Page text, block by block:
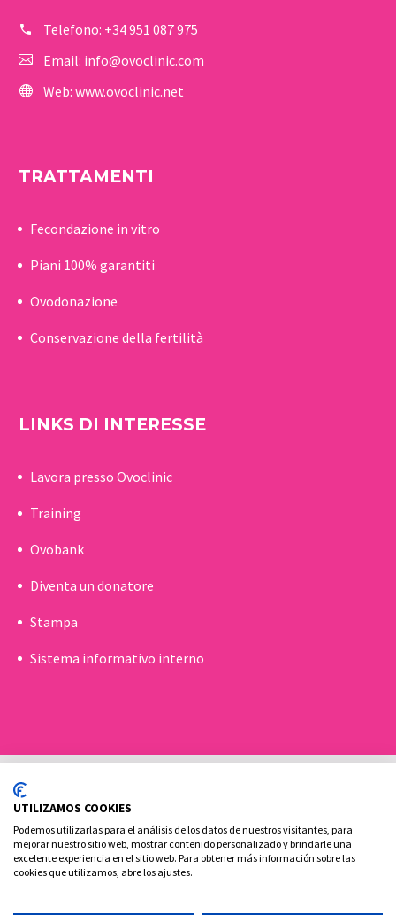
Telefono: +34 951 087 975
Email: info@ovoclinic.com
Web: www.ovoclinic.net
TRATTAMENTI
Fecondazione in vitro
Piani 100% garantiti
Ovodonazione
Conservazione della fertilità
LINKS DI INTERESSE
Lavora presso Ovoclinic
Training
Ovobank
Diventa un donatore
Stampa
Sistema informativo interno
Politica sui cookie
Aviso legale e Informativa sulla privacy
UTILIZAMOS COOKIES
Podemos utilizarlas para el análisis de los datos de nuestros visitantes, para
mejorar nuestro sitio web, mostrar contenido personalizado y brindarle una
excelente experiencia en el sitio web. Para obtener más información sobre las
cookies que utilizamos, abre los ajustes.